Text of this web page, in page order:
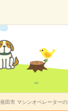
田市 マシンオペレーター